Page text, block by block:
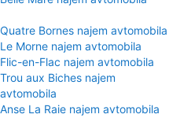
Quatre Bornes najem avtomobila
Le Morne najem avtomobila
Flic-en-Flac najem avtomobila
Trou aux Biches najem
avtomobila
Anse La Raie najem avtomobila